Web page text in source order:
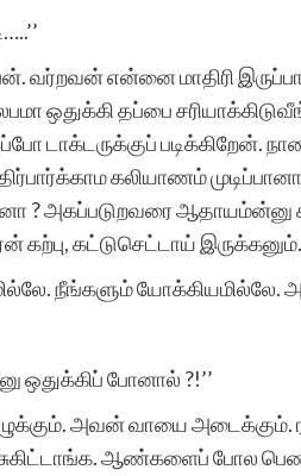
வர்றவன் என்னை மாதிரி
ஒதுக்கி தப்பை
டாக்டருக்குப் படிக்கிறேன்.
கலியாணம்
? அகப்படுறவரை ஆதாயம்ன்னு
கட்டுசெட்டாய்
நீங்களும் யோக்கியமில்லே.
ஒதுக்கிப் போனால் ?!’’
அவன் வாயை
ஆண்களைப் போல